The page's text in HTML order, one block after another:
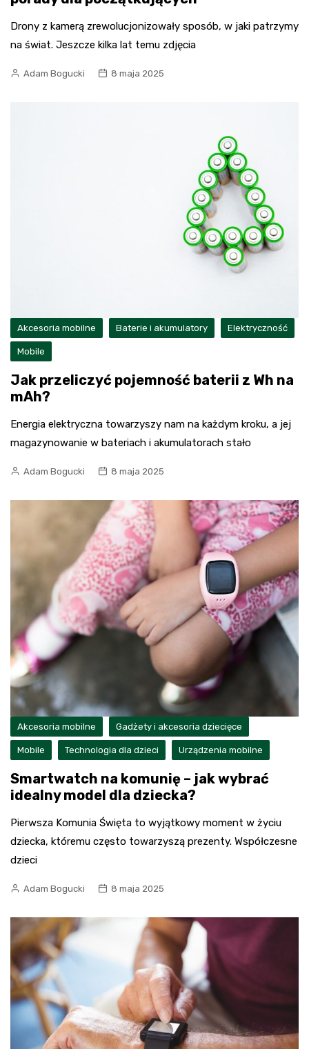
Drony z kamerą zrewolucjonizowały sposób, w jaki patrzymy
na świat. Jeszcze kilka lat temu zdjęcia
Adam Bogucki 8 maja 2025
Akcesoria mobilne Baterie i akumulatory Elektryczność
Mobile
Jak przeliczyć pojemność baterii z Wh na
mAh?
Energia elektryczna towarzyszy nam na każdym kroku, a jej
magazynowanie w bateriach i akumulatorach stało
Adam Bogucki 8 maja 2025
Akcesoria mobilne Gadżety i akcesoria dziecięce
Mobile Technologia dla dzieci Urządzenia mobilne
Smartwatch na komunię – jak wybrać
idealny model dla dziecka?
Pierwsza Komunia Święta to wyjątkowy moment w życiu
dziecka, któremu często towarzyszą prezenty. Współczesne
dzieci
Adam Bogucki 8 maja 2025